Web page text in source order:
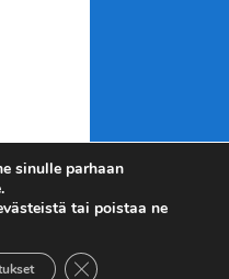
sinulle parhaan
tai poistaa ne
Sulje evästebanneri